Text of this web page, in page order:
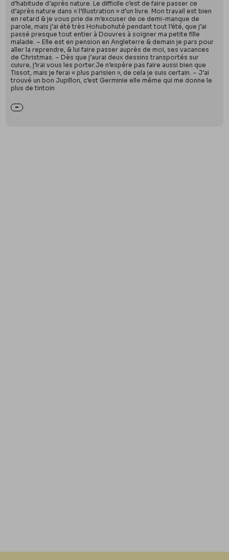
d’habitude d’après nature. Le difficile c’est de faire passer ce
d’après nature dans « l’illustration » d’un livre. Mon travail est bien
en retard & je vous prie de m’excuser de ce demi-manque de
parole, mais j’ai été très Hohubohuté pendant tout l’été, que j’ai
passé presque tout entier à Douvres à soigner ma petite fille
malade. – Elle est en pension en Angleterre & demain je pars pour
aller la reprendre, & lui faire passer auprès de moi, ses vacances
de Christmas. – Dès que j’aurai deux dessins transportés sur
cuivre, j’irai vous les porter.Je n’espère pas faire aussi bien que
Tissot, mais je ferai « plus parisien », de cela je suis certain. – J’ai
trouvé un bon Jupillon, c’est Germinie elle même qui me donne le
plus de tintoin